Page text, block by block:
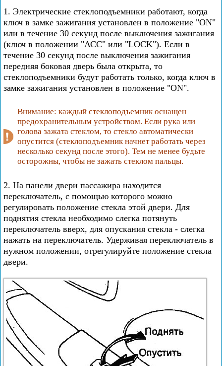
1. Электрические стеклоподъемники работают, когда
ключ в замке зажигания установлен в положение "ON"
или в течение 30 секунд после выключения зажигания
(ключ в положении "АСС" или "LOCK"). Если в
течение 30 секунд после выключения зажигания
передняя боковая дверь была открыта, то
стеклоподъемники будут работать только, когда ключ в
замке зажигания установлен в положение "ON".
Внимание: каждый стеклоподъемник оснащен
предохранительным устройством. Если рука или
голова зажата стеклом, то стекло автоматически
опустится (стеклоподъемник начнет работать через
несколько секунд после этого). Тем не менее будьте
осторожны, чтобы не зажать стеклом пальцы.
2. На панели двери пассажира находится
переключатель, с помощью которого можно
регулировать положение стекла этой двери. Для
поднятия стекла необходимо слегка потянуть
переключатель вверх, для опускания стекла - слегка
нажать на переключатель. Удерживая переключатель в
нужном положении, отрегулируйте положение стекла
двери.